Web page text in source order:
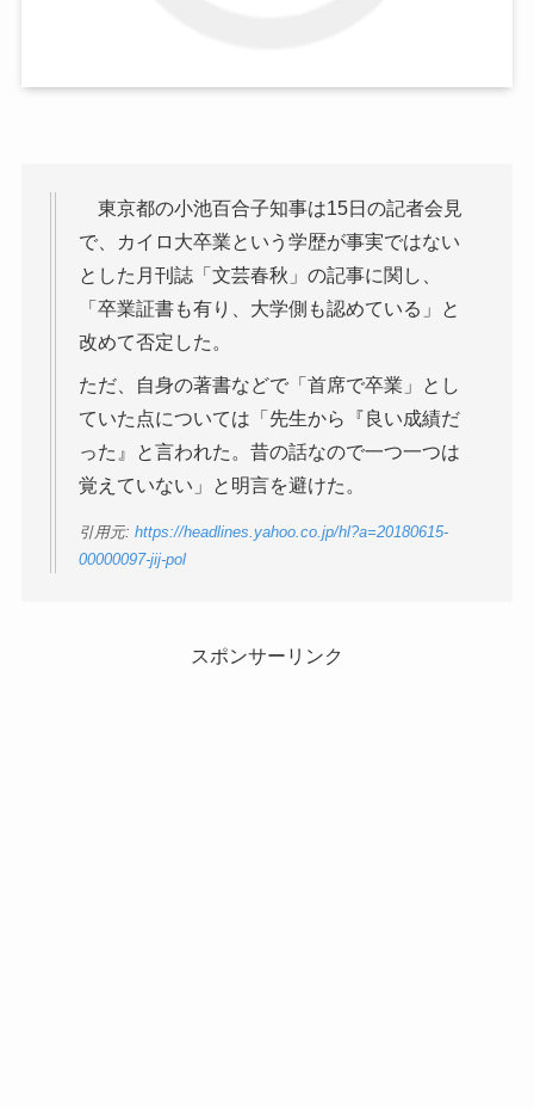
東京都の小池百合子知事は15日の記者会見
で、カイロ大卒業という学歴が事実ではない
とした月刊誌「文芸春秋」の記事に関し、
「卒業証書も有り、大学側も認めている」と
改めて否定した。
ただ、自身の著書などで「首席で卒業」とし
ていた点については「先生から『良い成績だ
った』と言われた。昔の話なので一つ一つは
覚えていない」と明言を避けた。
引用元: https://headlines.yahoo.co.jp/hl?a=20180615-
00000097-jij-pol
スポンサーリンク